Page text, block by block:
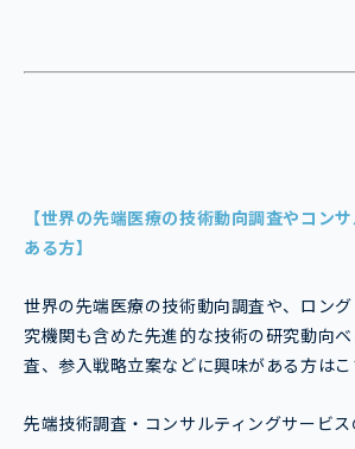
【世界の先端医療の技術動向調査やコン
ある方】
世界の先端医療の技術動向調査や、ロン
究機関も含めた先進的な技術の研究動向
査、参入戦略立案などに興味がある方はこ
先端技術調査・コンサルティングサービ